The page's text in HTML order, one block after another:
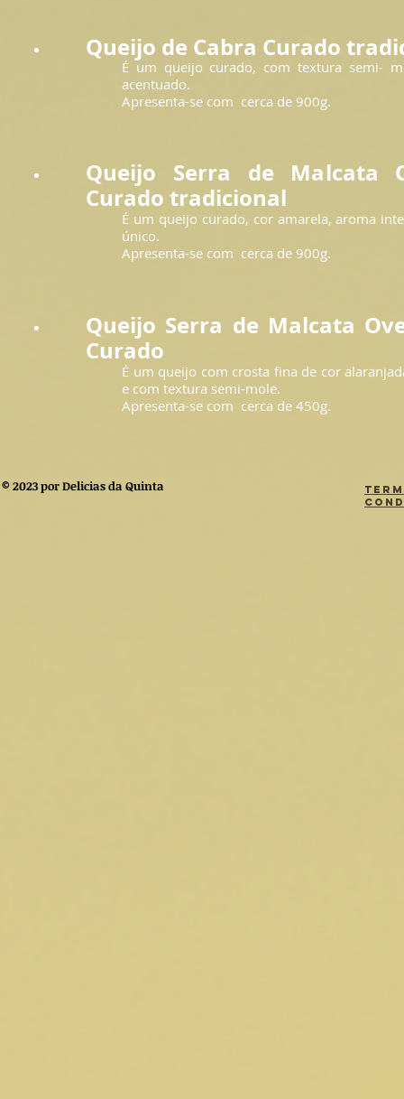
Queijo de Cabra Curado
É um queijo curado, com textura semi-
acentuado.
Apresenta-se com cerca de 900g.
Queijo Serra de Malcata
Curado tradicional
É um queijo curado, cor amarela, aroma
único.
Apresenta-se com cerca
Queijo Serra de Malcata
Curado
É um queijo com crosta fina de cor
e com textura semi-mole.
Apresenta-se com cerca de
© 2023 por Delicias da Quinta